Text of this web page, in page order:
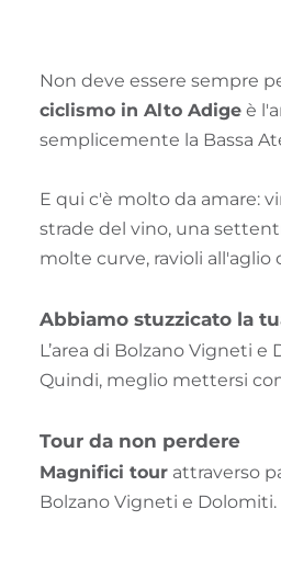
Non deve essere sempre
ciclismo in Alto Adige è
semplicemente la Bassa
E qui c'è molto da amare:
strade del vino, una
molte curve, ravioli all'aglio
Abbiamo stuzzicato la
L’area di Bolzano Vigneti
Quindi, meglio mettersi
Tour da non perdere
Magnifici tour attraverso
Bolzano Vigneti e Dolomiti.